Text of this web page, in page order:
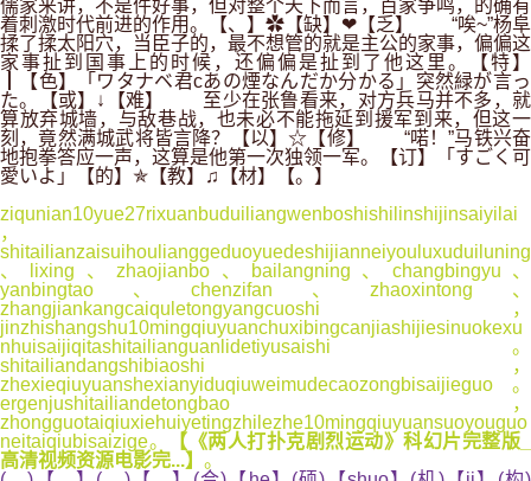
儒家来讲，不是件好事，但对整个天下而言，百家争鸣，的确有
着刺激时代前进的作用。【、】✿【缺】❤【乏】 “唉~”杨阜
揉了揉太阳穴，当臣子的，最不想管的就是主公的家事，偏偏这
家事扯到国事上的时候，还偏偏是扯到了他这里。【特】
┃【色】「ワタナベ君cあの煙なんだか分かる」突然緑が言っ
た。【或】↓【难】 至少在张鲁看来，对方兵马并不多，就
算放弃城墙，与敌巷战，也未必不能拖延到援军到来，但这一
刻，竟然满城武将皆言降？【以】☆【修】 “喏！”马铁兴奋
地抱拳答应一声，这算是他第一次独领一军。【订】「すごく可
愛いよ」【的】✯【教】♫【材】【。】
ziqunian10yue27rixuanbuduiliangwenboshishilinshijinsaiyilai
，
shitailianzaisuihoulianggeduoyuedeshijianneiyouluxuduiluning
、lixing、zhaojianbo、bailangning、changbingyu、
yanbingtao、chenzifan、zhaoxintong、
zhangjiankangcaiquletongyangcuoshi，
jinzhishangshu10mingqiuyuanchuxibingcanjiashijiesinuokexu
nhuisaijiqitashitailianguanlidetiyusaishi。
shitailiandangshibiaoshi，
zhexieqiuyuanshexianyiduqiuweimudecaozongbisaijieguo。
ergenjushitailiandetongbao，
zhongguotaiqiuxiehuiyetingzhilezhe10mingqiuyuansuoyouguo
neitaiqiubisaizige。
【《两人打扑克剧烈运动》科幻片完整版_
高清视频资源电影完...】 。